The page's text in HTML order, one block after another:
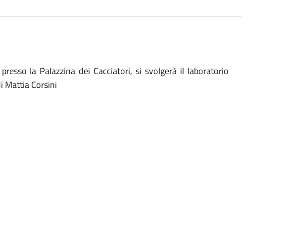
la Palazzina dei Cacciatori, si svolgerà il laboratorio
Mattia Corsini